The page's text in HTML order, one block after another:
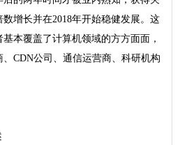
增长并在2018年开始稳健发展。这
本覆盖了计算机领域的方方面面，
CDN公司、通信运营商、科研机构